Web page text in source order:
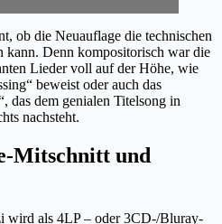
ob die Neuauflage die technischen
kann. Denn kompositorisch war die
Lieder voll auf der Höhe, wie
beweist oder auch das
das dem genialen Titelsong in
nachsteht.
Mitschnitt und
wird als 4LP – oder 3CD-/Bluray-